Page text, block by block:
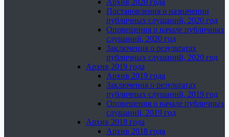
Архив 2020 года
Постановления о назначении
публичных слушаний, 2020 год
Оповещения о начале публичных
слушаний, 2020 год
Заключения о результатах
публичных слушаний, 2020 год
Архив 2019 года
Архив 2019 года
Заключения о результатах
публичных слушаний, 2019 год
Оповещения о начале публичных
слушаний, 2019 год
Архив 2018 года
Архив 2018 года